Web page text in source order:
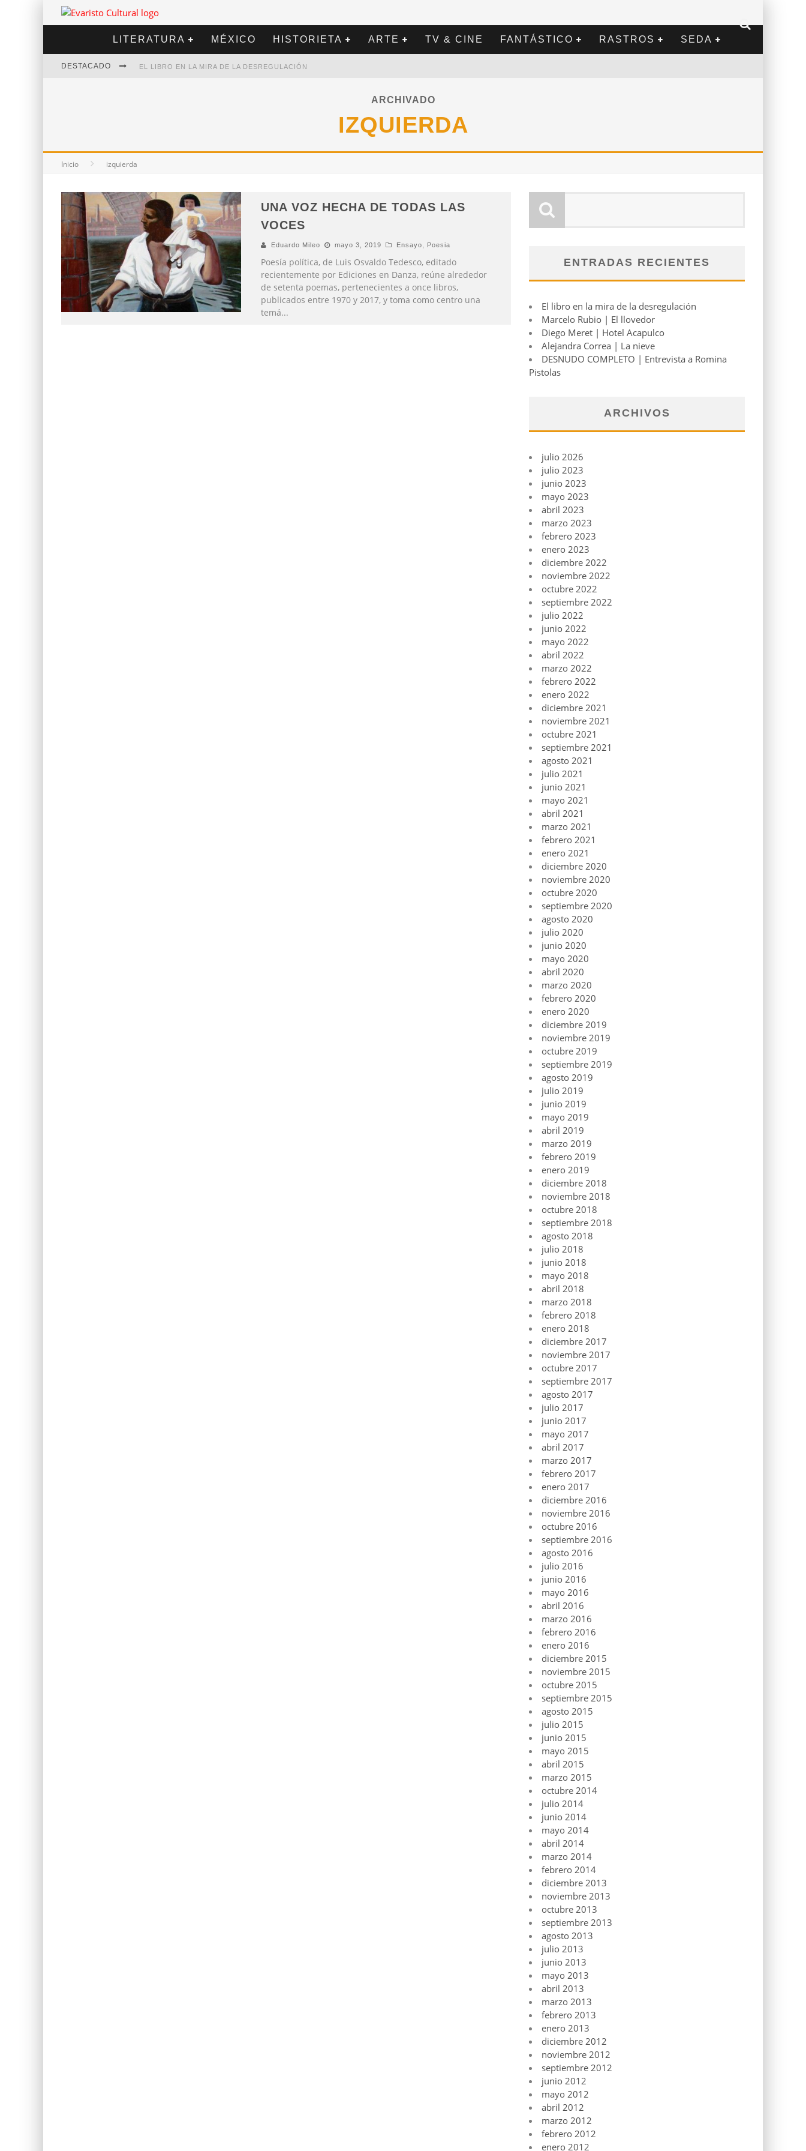
LITERATURA MÉXICO HISTORIETA ARTE TV & CINE FANTÁSTICO RASTROS SEDA
DESTACADO EL LIBRO EN LA MIRA DE LA DESREGULACIÓN
ARCHIVADO
IZQUIERDA
Inicio izquierda
UNA VOZ HECHA DE TODAS LAS
VOCES
Eduardo Mileo mayo 3, 2019 Ensayo Poesia
Poesía política, de Luis Osvaldo Tedesco, editado
recientemente por Ediciones en Danza, reúne alrededor
de setenta poemas, pertenecientes a once libros,
publicados entre 1970 y 2017, y toma como centro una
temá...
ENTRADAS RECIENTES
El libro en la mira de la desregulación
Marcelo Rubio | El llovedor
Diego Meret | Hotel Acapulco
Alejandra Correa | La nieve
DESNUDO COMPLETO | Entrevista a Romina
Pistolas
ARCHIVOS
julio 2026
julio 2023
junio 2023
mayo 2023
abril 2023
marzo 2023
febrero 2023
enero 2023
diciembre 2022
noviembre 2022
octubre 2022
septiembre 2022
julio 2022
junio 2022
mayo 2022
abril 2022
marzo 2022
febrero 2022
enero 2022
diciembre 2021
noviembre 2021
octubre 2021
septiembre 2021
agosto 2021
julio 2021
junio 2021
mayo 2021
abril 2021
marzo 2021
febrero 2021
enero 2021
diciembre 2020
noviembre 2020
octubre 2020
septiembre 2020
agosto 2020
julio 2020
junio 2020
mayo 2020
abril 2020
marzo 2020
febrero 2020
enero 2020
diciembre 2019
noviembre 2019
octubre 2019
septiembre 2019
agosto 2019
julio 2019
junio 2019
mayo 2019
abril 2019
marzo 2019
febrero 2019
enero 2019
diciembre 2018
noviembre 2018
octubre 2018
septiembre 2018
agosto 2018
julio 2018
junio 2018
mayo 2018
abril 2018
marzo 2018
febrero 2018
enero 2018
diciembre 2017
noviembre 2017
octubre 2017
septiembre 2017
agosto 2017
julio 2017
junio 2017
mayo 2017
abril 2017
marzo 2017
febrero 2017
enero 2017
diciembre 2016
noviembre 2016
octubre 2016
septiembre 2016
agosto 2016
julio 2016
junio 2016
mayo 2016
abril 2016
marzo 2016
febrero 2016
enero 2016
diciembre 2015
noviembre 2015
octubre 2015
septiembre 2015
agosto 2015
julio 2015
junio 2015
mayo 2015
abril 2015
marzo 2015
octubre 2014
julio 2014
junio 2014
mayo 2014
abril 2014
marzo 2014
febrero 2014
diciembre 2013
noviembre 2013
octubre 2013
septiembre 2013
agosto 2013
julio 2013
junio 2013
mayo 2013
abril 2013
marzo 2013
febrero 2013
enero 2013
diciembre 2012
noviembre 2012
septiembre 2012
junio 2012
mayo 2012
abril 2012
marzo 2012
febrero 2012
enero 2012